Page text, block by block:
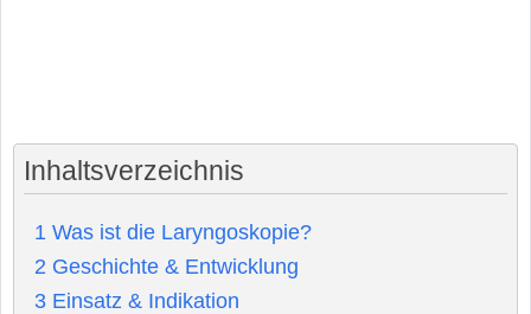
Inhaltsverzeichnis
1 Was ist die Laryngoskopie?
2 Geschichte & Entwicklung
3 Einsatz & Indikation